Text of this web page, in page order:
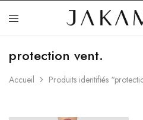
Jakamen
Algérie
protection vent.
Accueil Produits identifiés